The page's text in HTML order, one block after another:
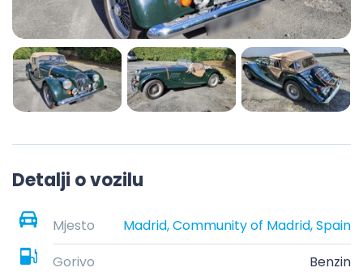
Detalji o vozilu
Mjesto
Madrid, Community of Madrid, Spain
Gorivo
Benzin